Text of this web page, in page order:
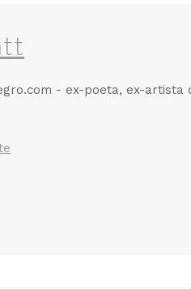
- ex-poeta, ex-artista